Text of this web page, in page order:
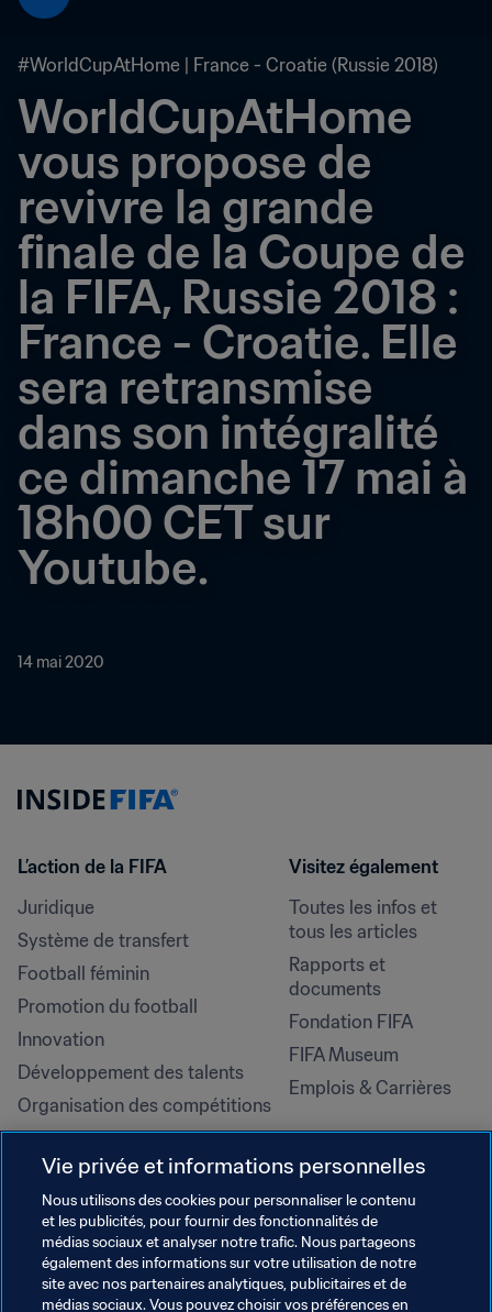
#WorldCupAtHome | France - Croatie (Russie 2018)
WorldCupAtHome
vous propose de
revivre la grande
finale de la Coupe de
la FIFA, Russie 2018 :
France - Croatie. Elle
sera retransmise
dans son intégralité
ce dimanche 17 mai à
18h00 CET sur
Youtube.
14 mai 2020
L’action de la FIFA
Juridique
Système de transfert
Football féminin
Promotion du football
Innovation
Développement des talents
Organisation des compétitions
Développement durable
Droits de l'homme et lutte contre
la discrimination
Santé et médical
Initiatives en matière de
formation
Visitez également
Toutes les infos et
tous les articles
Rapports et
documents
Fondation FIFA
FIFA Museum
Emplois & Carrières
Vie privée et informations personnelles
Nous utilisons des cookies pour personnaliser le contenu
et les publicités, pour fournir des fonctionnalités de
médias sociaux et analyser notre trafic. Nous partageons
également des informations sur votre utilisation de notre
site avec nos partenaires analytiques, publicitaires et de
médias sociaux. Vous pouvez choisir vos préférences en